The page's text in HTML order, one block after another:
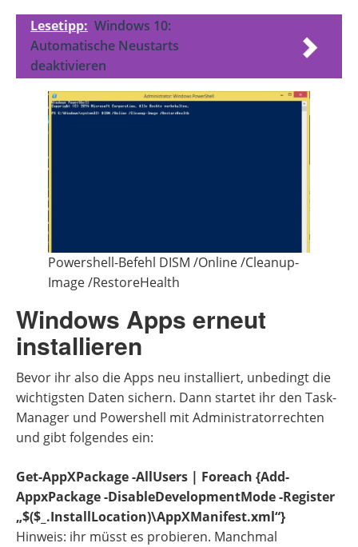
Lesetipp: Windows 10:
Automatische Neustarts
deaktivieren
Powershell-Befehl DISM /Online /Cleanup-
Image /RestoreHealth
Windows Apps erneut
installieren
Bevor ihr also die Apps neu installiert, unbedingt die
wichtigsten Daten sichern. Dann startet ihr den Task-
Manager und Powershell mit Administratorrechten
und gibt folgendes ein:
Get-AppXPackage -AllUsers | Foreach {Add-
AppxPackage -DisableDevelopmentMode -Register
„$($_.InstallLocation)\AppXManifest.xml“}
Hinweis: ihr müsst es probieren. Manchmal